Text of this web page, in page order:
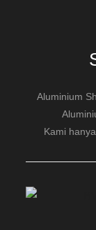
Aluminium
Kami